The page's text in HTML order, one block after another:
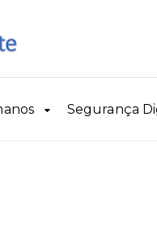
Segurança